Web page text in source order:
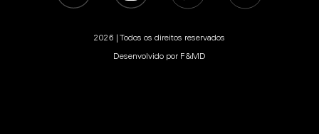
2026 | Todos os direitos reservados
Desenvolvido por F&MD